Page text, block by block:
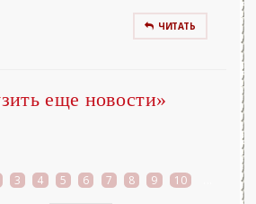
ЧИТАТЬ
еще новости»
3 4 5 6 7 8 9 10